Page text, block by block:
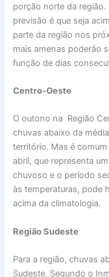
porção norte da região.
previsão é que seja
parte da região nos
mais amenas poderão
função de dias
Centro-Oeste
O outono na Região
chuvas abaixo da
território. Mas é
abril, que representa
chuvoso e o período
às temperaturas, pode
acima da climatologia.
Região Sudeste
Para a região, chuvas
Sudeste. Segundo o